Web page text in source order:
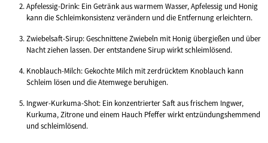
Apfelessig-Drink: Ein Getränk aus warmem Wasser, Apfelessig und Honig
kann die Schleimkonsistenz verändern und die Entfernung erleichtern.
Zwiebelsaft-Sirup: Geschnittene Zwiebeln mit Honig übergießen und über
Nacht ziehen lassen. Der entstandene Sirup wirkt schleimlösend.
Knoblauch-Milch: Gekochte Milch mit zerdrücktem Knoblauch kann
Schleim lösen und die Atemwege beruhigen.
Ingwer-Kurkuma-Shot: Ein konzentrierter Saft aus frischem Ingwer,
Kurkuma, Zitrone und einem Hauch Pfeffer wirkt entzündungshemmend
und schleimlösend.